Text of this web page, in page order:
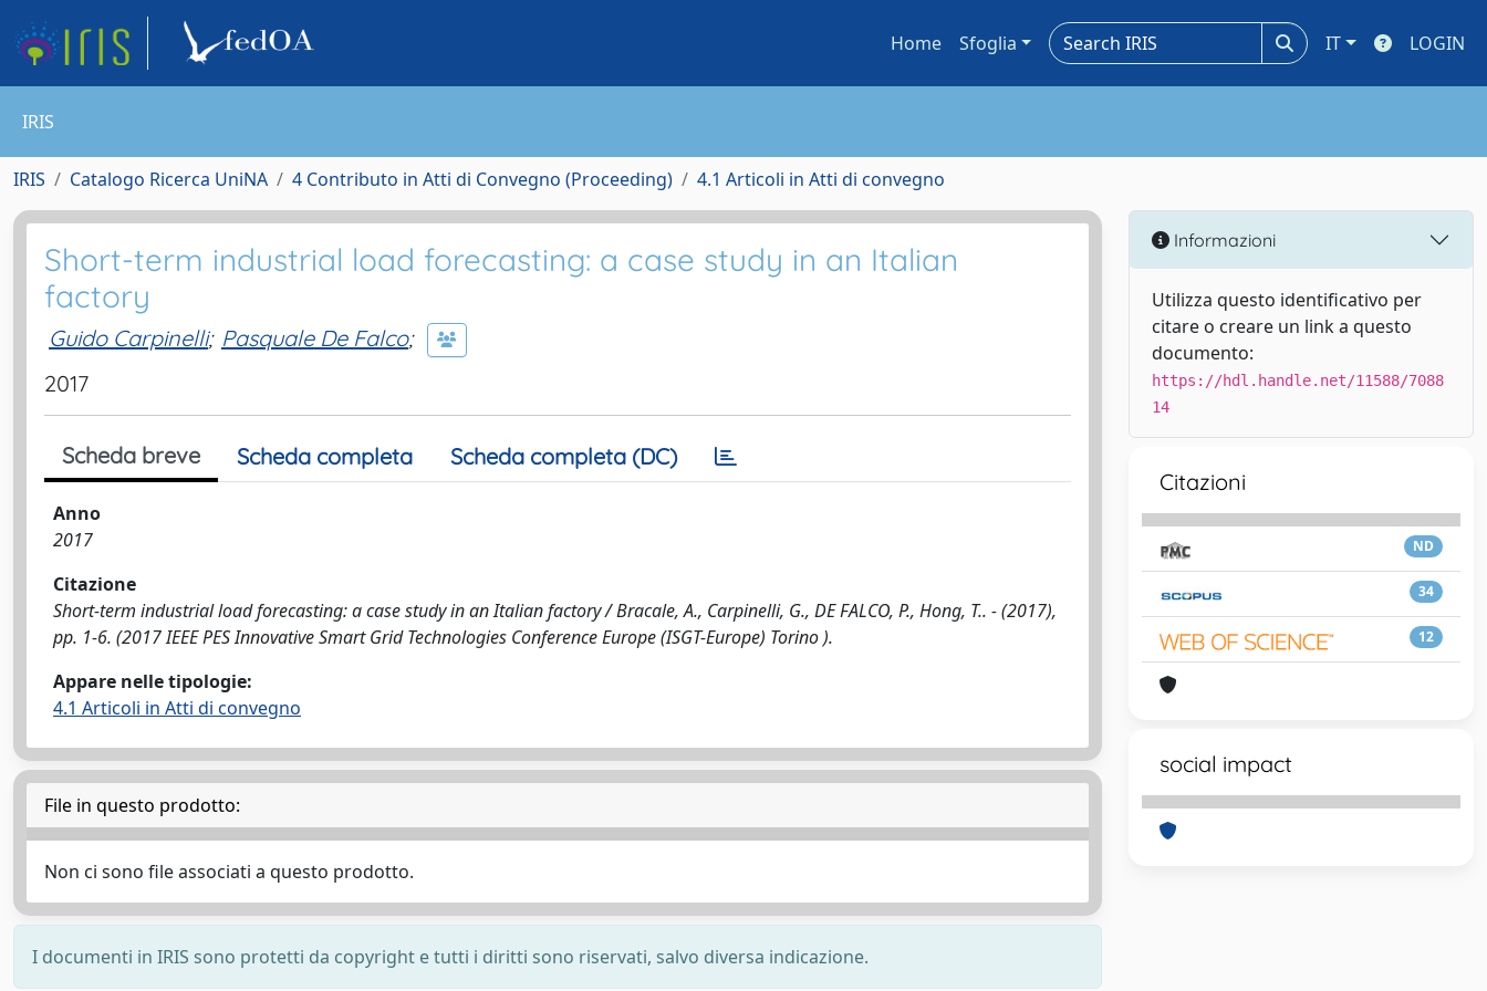
Home Sfoglia IT LOGIN
IRIS
IRIS Catalogo Ricerca UniNA 4 Contributo in Atti di Convegno (Proceeding) 4.1 Articoli in Atti di convegno
Short-term industrial load forecasting: a case study in an Italian
factory
Guido Carpinelli; Pasquale De Falco;
2017
Scheda breve Scheda completa Scheda completa (DC)
Anno
2017
Citazione
Short-term industrial load forecasting: a case study in an Italian factory / Bracale, A., Carpinelli, G., DE FALCO, P., Hong, T.. - (2017),
pp. 1-6. (2017 IEEE PES Innovative Smart Grid Technologies Conference Europe (ISGT-Europe) Torino ).
Appare nelle tipologie:
4.1 Articoli in Atti di convegno
File in questo prodotto:
Non ci sono file associati a questo prodotto.
I documenti in IRIS sono protetti da copyright e tutti i diritti sono riservati, salvo diversa indicazione.
Informazioni
Utilizza questo identificativo per
citare o creare un link a questo
documento:
https://hdl.handle.net/11588/7088
14
Citazioni
ND
34
12
social impact